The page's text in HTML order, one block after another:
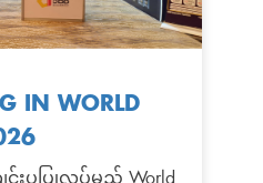
IN WORLD
းပပြုလုပ်မည့် World